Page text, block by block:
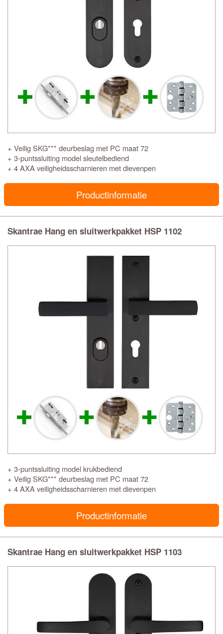
+ Veilig SKG*** deurbeslag met PC maat 72
+ 3-puntssluiting model sleutelbediend
+ 4 AXA veiligheidsscharnieren met dievenpen
Productinformatie
Skantrae Hang en sluitwerkpakket HSP 1102
+ 3-puntssluiting model krukbediend
+ Veilig SKG*** deurbeslag met PC maat 72
+ 4 AXA veiligheidsscharnieren met dievenpen
Productinformatie
Skantrae Hang en sluitwerkpakket HSP 1103